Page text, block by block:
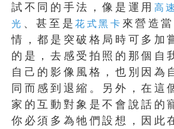
試不同的手法，像是運用 高
光 、甚至是花式黑卡 來營造
情，都是突破格局時可多加
的是，去感受拍照的那個自
自己的影像風格，也別因為
同而感到退縮。另外，在這
家的互動對象是不會說話的
你必須多為牠們設想，因